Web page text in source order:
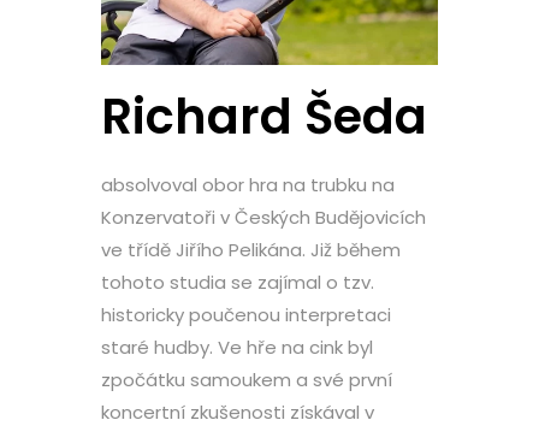
Richard Šeda
absolvoval obor hra na trubku na
Konzervatoři v Českých Budějovicích
ve třídě Jiřího Pelikána. Již během
tohoto studia se zajímal o tzv.
historicky poučenou interpretaci
staré hudby. Ve hře na cink byl
zpočátku samoukem a své první
koncertní zkušenosti získával v